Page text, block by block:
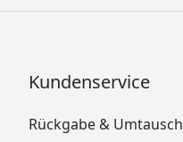
Kundenservice
Rückgabe & Umtausch